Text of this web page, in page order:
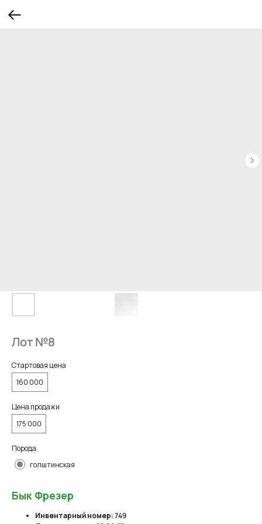
Лот №8
Стартовая цена
160 000
Цена продажи
175 000
Порода
голштинская
Бык Фрезер
Инвентарный номер:749